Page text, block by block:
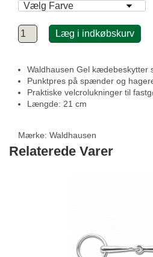
Læg i indkøbskurv
Waldhausen Gel kædebeskytter
Punktpres på spænder og
Praktiske velcrolukninger til
Længde: 21 cm
Mærke: Waldhausen
Relaterede Varer